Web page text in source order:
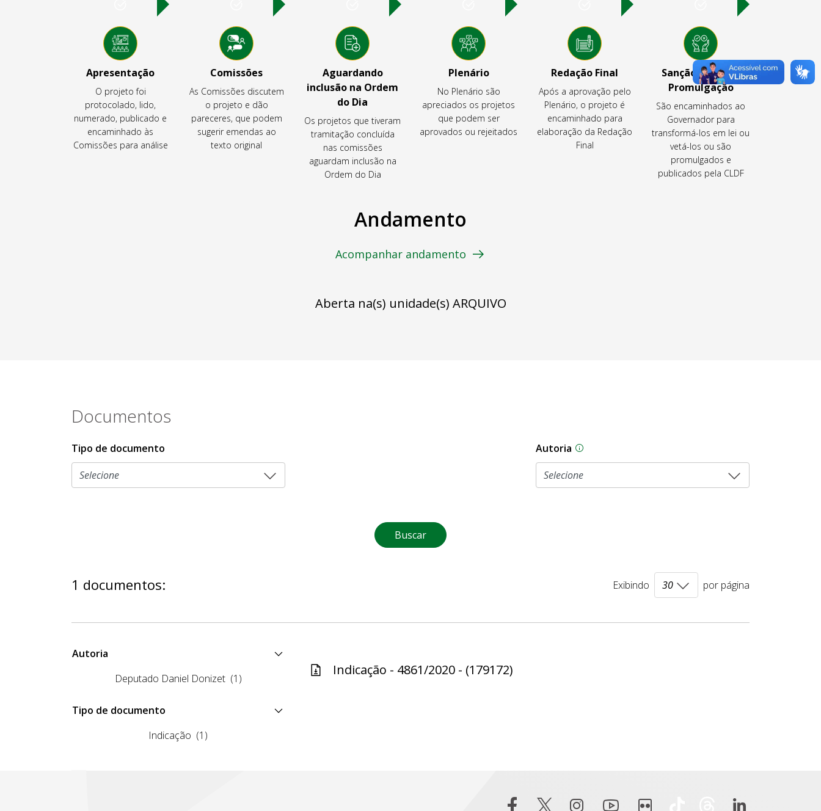
Apresentação
O projeto foi
protocolado, lido,
numerado, publicado e
encaminhado às
Comissões para análise
Comissões
As Comissões discutem
o projeto e dão
pareceres, que podem
sugerir emendas ao
texto original
Aguardando
inclusão na Ordem
do Dia
Os projetos que tiveram
tramitação concluída
nas comissões
aguardam inclusão na
Ordem do Dia
Plenário
No Plenário são
apreciados os projetos
que podem ser
aprovados ou rejeitados
Redação Final
Após a aprovação pelo
Plenário, o projeto é
encaminhado para
elaboração da Redação
Final
Sanção, Veto ou
Promulgação
São encaminhados ao
Governador para
transformá-los em lei ou
vetá-los ou são
promulgados e
publicados pela CLDF
Andamento
Acompanhar andamento
Aberta na(s) unidade(s) ARQUIVO
Documentos
Tipo de documento Autoria As proposições legislativas na CLDF podem ser
Buscar
1 documentos: Exibindo por página
Autoria
Deputado Daniel Donizet (1)
Tipo de documento
Indicação (1)
Indicação - 4861/2020 - (179172)